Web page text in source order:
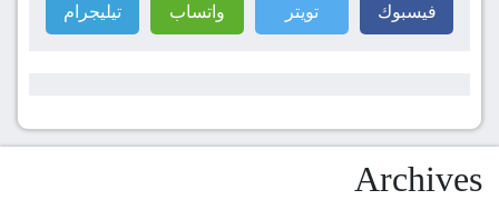
فيسبوك تويتر واتساب تيليجرام
Archives